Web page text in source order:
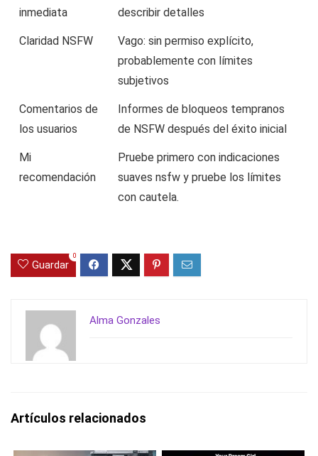
inmediata
describir detalles
Claridad NSFW
Vago: sin permiso explícito,
probablemente con límites
subjetivos
Comentarios de
los usuarios
Informes de bloqueos tempranos
de NSFW después del éxito inicial
Mi
recomendación
Pruebe primero con indicaciones
suaves nsfw y pruebe los límites
con cautela.
Guardar
0
Alma Gonzales
Artículos relacionados